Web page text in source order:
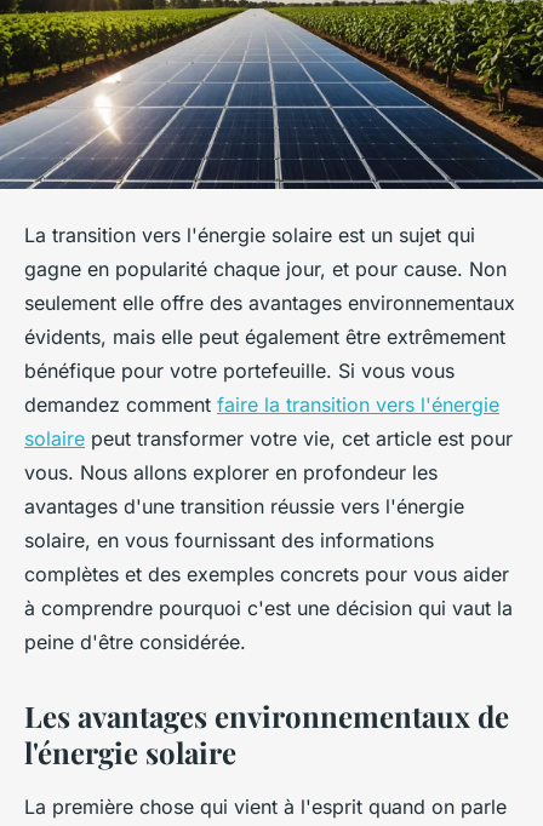
La transition vers l'énergie solaire est un sujet qui
gagne en popularité chaque jour, et pour cause. Non
seulement elle offre des avantages environnementaux
évidents, mais elle peut également être extrêmement
bénéfique pour votre portefeuille. Si vous vous
demandez comment faire la transition vers l'énergie
solaire peut transformer votre vie, cet article est pour
vous. Nous allons explorer en profondeur les
avantages d'une transition réussie vers l'énergie
solaire, en vous fournissant des informations
complètes et des exemples concrets pour vous aider
à comprendre pourquoi c'est une décision qui vaut la
peine d'être considérée.
Les avantages environnementaux de
l'énergie solaire
La première chose qui vient à l'esprit quand on parle